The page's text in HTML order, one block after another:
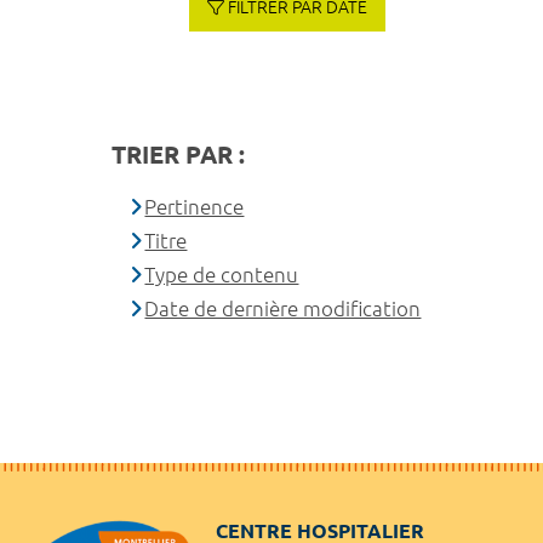
FILTRER PAR DATE
TRIER PAR :
Pertinence
Titre
Type de contenu
Date de dernière modification
CENTRE HOSPITALIER